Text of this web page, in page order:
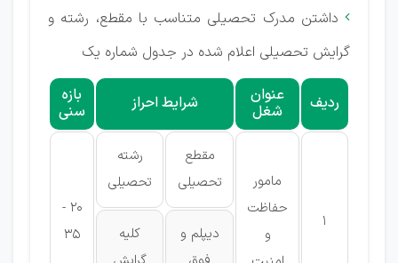
 داشتن مدرک تحصیلی متناسب با مقطع، رشته و
گرایش تحصیلی اعلام شده در جدول شماره یک
ردیف عنوان
شغل شرایط احراز بازه
سنی
1
مامور
حفاظت
و
مقطع
تحصیلی
رشته
تحصیلی
20 -
35
دیپلم و
کلیه